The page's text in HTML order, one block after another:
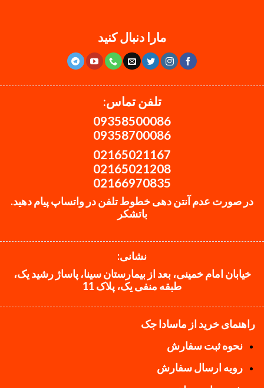
مارا دنبال کنید
تلفن تماس:
09358500086
09358700086
02165021167
02165021208
02166970835
در صورت عدم آنتن دهی خطوط تلفن در واتساپ پیام دهید.
باتشکر
نشانی:
خیابان امام خمینی، بعد از بیمارستان سینا، پاساژ رشید یک،
طبقه منفی یک، پلاک 11
راهنمای خرید از ماسادا جک
نحوه ثبت سفارش
رویه ارسال سفارش